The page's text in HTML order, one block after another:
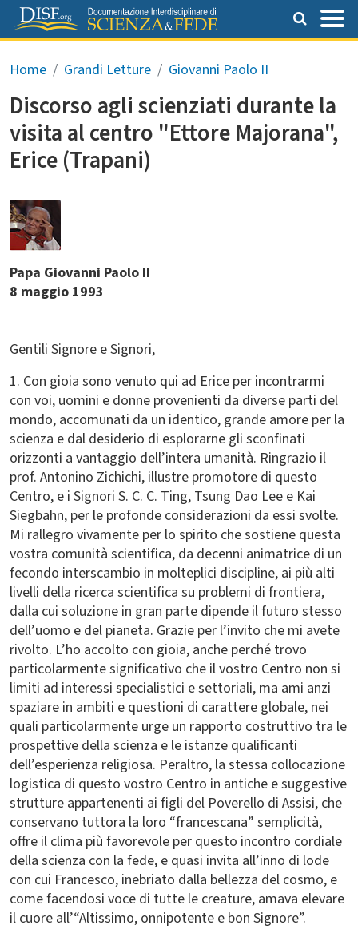
Salta al contenuto principale
Briciole di pane
Home Grandi Letture Giovanni Paolo II
Discorso agli scienziati durante la
visita al centro "Ettore Majorana",
Erice (Trapani)
Papa Giovanni Paolo II
8 maggio 1993
Gentili Signore e Signori,
1. Con gioia sono venuto qui ad Erice per incontrarmi
con voi, uomini e donne provenienti da diverse parti del
mondo, accomunati da un identico, grande amore per la
scienza e dal desiderio di esplorarne gli sconfinati
orizzonti a vantaggio dell’intera umanità. Ringrazio il
prof. Antonino Zichichi, illustre promotore di questo
Centro, e i Signori S. C. C. Ting, Tsung Dao Lee e Kai
Siegbahn, per le profonde considerazioni da essi svolte.
Mi rallegro vivamente per lo spirito che sostiene questa
vostra comunità scientifica, da decenni animatrice di un
fecondo interscambio in molteplici discipline, ai più alti
livelli della ricerca scientifica su problemi di frontiera,
dalla cui soluzione in gran parte dipende il futuro stesso
dell’uomo e del pianeta. Grazie per l’invito che mi avete
rivolto. L’ho accolto con gioia, anche perché trovo
particolarmente significativo che il vostro Centro non si
limiti ad interessi specialistici e settoriali, ma ami anzi
spaziare in ambiti e questioni di carattere globale, nei
quali particolarmente urge un rapporto costruttivo tra le
prospettive della scienza e le istanze qualificanti
dell’esperienza religiosa. Peraltro, la stessa collocazione
logistica di questo vostro Centro in antiche e suggestive
strutture appartenenti ai figli del Poverello di Assisi, che
conservano tuttora la loro “francescana” semplicità,
offre il clima più favorevole per questo incontro cordiale
della scienza con la fede, e quasi invita all’inno di lode
con cui Francesco, inebriato dalla bellezza del cosmo, e
come facendosi voce di tutte le creature, amava elevare
il cuore all’“Altissimo, onnipotente e bon Signore”.